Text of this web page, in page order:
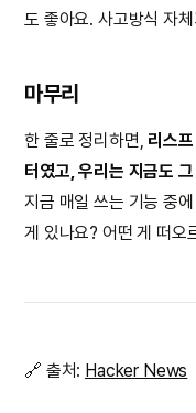
도 좋아요. 사고방식 자
마무리
한 줄로 정리하면, 리스
터였고, 우리는 지금도
지금 매일 쓰는 기능 중
게 있나요? 어떤 게 떠오
🔗 출처: Hacker News